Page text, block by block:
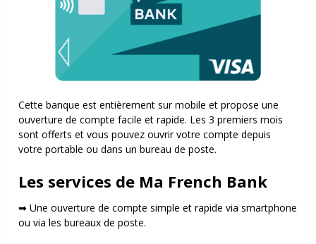
Cette banque est entièrement sur mobile et propose une
ouverture de compte facile et rapide. Les 3 premiers mois
sont offerts et vous pouvez ouvrir votre compte depuis
votre portable ou dans un bureau de poste.
Les services de Ma French Bank
➡ Une ouverture de compte simple et rapide via smartphone
ou via les bureaux de poste.